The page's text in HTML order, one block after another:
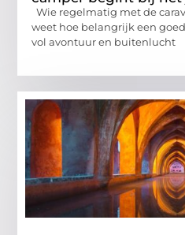
Wie regelmatig met de
weet hoe belangrijk een
vol avontuur en buitenlucht